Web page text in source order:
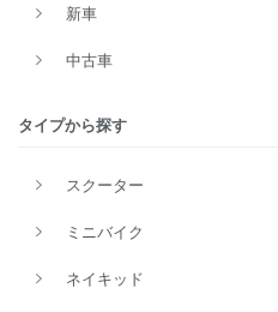
新車
中古車
タイプから探す
スクーター
ミニバイク
ネイキッド
価格